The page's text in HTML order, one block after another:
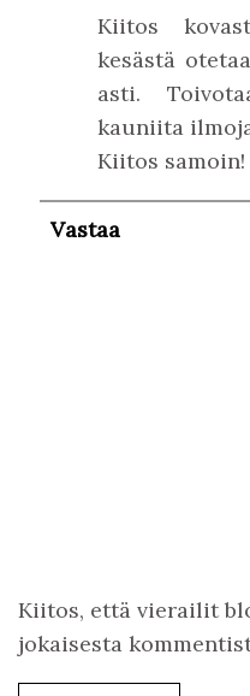
Kiitos
kesästä
asti.
kauniita
Kiitos samoin!
Vastaa
Kiitos, että vierailit
jokaisesta